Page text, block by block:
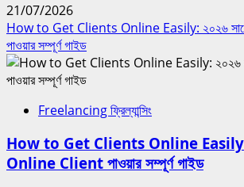
21/07/2026
How to Get Clients Online Easily: ২০২৬
পাওয়ার সম্পূর্ণ গাইড
Freelancing ফ্রিল্যান্সিং
How to Get Clients Online Easily:
Online Client পাওয়ার সম্পূর্ণ গাইড